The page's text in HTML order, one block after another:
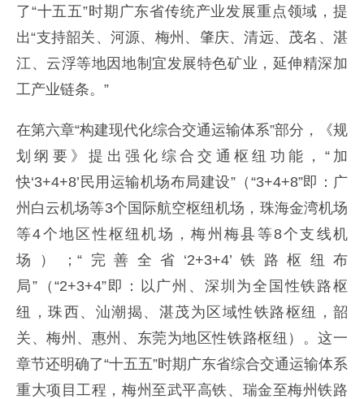
了“十五五”时期广东省传统产业发展重点领域，提
出“支持韶关、河源、梅州、肇庆、清远、茂名、湛
江、云浮等地因地制宜发展特色矿业，延伸精深加
工产业链条。”
在第六章“构建现代化综合交通运输体系”部分，《规
划纲要》提出强化综合交通枢纽功能，“加
快‘3+4+8’民用运输机场布局建设”（“3+4+8”即：广
州白云机场等3个国际航空枢纽机场，珠海金湾机场
等4个地区性枢纽机场，梅州梅县等8个支线机
场）；“完善全省‘2+3+4’铁路枢纽布
局”（“2+3+4”即：以广州、深圳为全国性铁路枢
纽，珠西、汕潮揭、湛茂为区域性铁路枢纽，韶
关、梅州、惠州、东莞为地区性铁路枢纽）。这一
章节还明确了“十五五”时期广东省综合交通运输体系
重大项目工程，梅州至武平高铁、瑞金至梅州铁路